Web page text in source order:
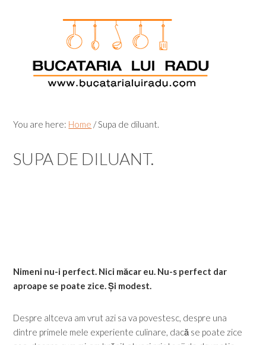
You are here: Home /Supa de diluant.
SUPA DE DILUANT.
Nimeni nu-i perfect. Nici măcar eu. Nu-s perfect dar
aproape se poate zice. Și modest.
Despre altceva am vrut azi sa va povestesc, despre una
dintre primele mele experiente culinare, dacă se poate zice